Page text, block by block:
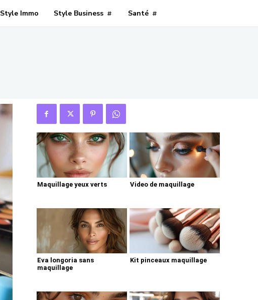
Style Immo Style Business Santé
Maquillage yeux verts Video de maquillage
Eva longoria sans
maquillage
Kit pinceaux maquillage